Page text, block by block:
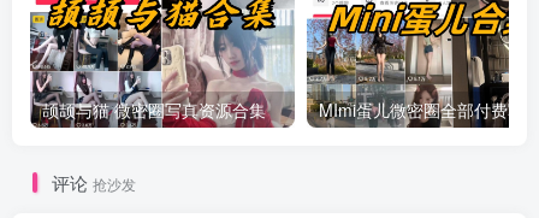
颉颉与猫 微密圈写真资源合集
评论 抢沙发